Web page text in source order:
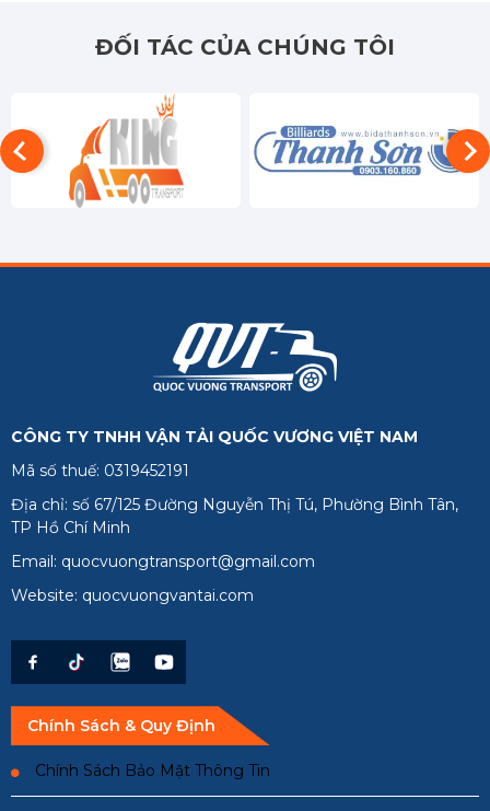
Đồng Tháp
Hậu Giang
Vĩnh Long
Phú Quốc
ĐỐI TÁC CỦA CHÚNG TÔI
CÔNG TY TNHH VẬN TẢI QUỐC VƯƠNG VIỆT NAM
Mã số thuế: 0319452191
Địa chỉ: số 67/125 Đường Nguyễn Thị Tú, Phường Bình Tân,
TP Hồ Chí Minh
Email: quocvuongtransport@gmail.com
Website: quocvuongvantai.com
Chính Sách & Quy Định
Chính Sách Bảo Mật Thông Tin